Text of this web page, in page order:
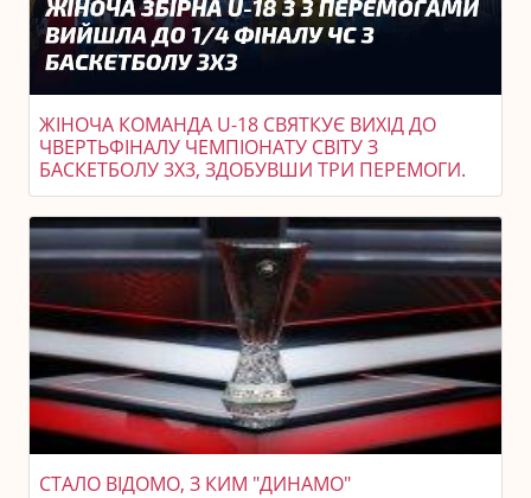
ЖІНОЧА КОМАНДА U-18 СВЯТКУЄ ВИХІД ДО
ЧВЕРТЬФІНАЛУ ЧЕМПІОНАТУ СВІТУ З
БАСКЕТБОЛУ 3X3, ЗДОБУВШИ ТРИ ПЕРЕМОГИ.
СТАЛО ВІДОМО, З КИМ "ДИНАМО"